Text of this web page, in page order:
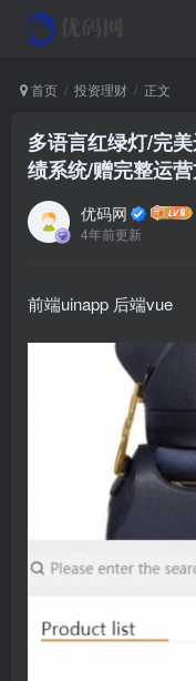
首页 投资理财 正文
多语言红绿灯/完
绩系统/赠完整运
优码网
4年前更新
前端uinapp 后端vue